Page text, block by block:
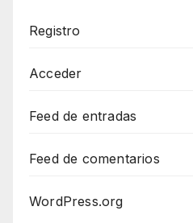
Registro
Acceder
Feed de entradas
Feed de comentarios
WordPress.org